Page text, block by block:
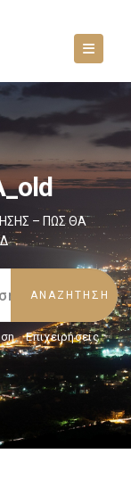
– ΠΩΣ ΘΑ
, Επιχειρήσεις